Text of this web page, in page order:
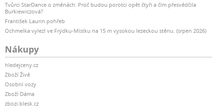
Tvůrci StarDance o změnách: Proč budou porotci opět čtyři a čím přesvědčila
Burkiewiczová?
František Laurin pohřeb
Ochmelka vylezl ve Frýdku-Místku na 15 m vysokou lezeckou stěnu. (srpen 2026)
Nákupy
hledejceny.cz
Zboží Živě
Osobní vozy
Zboží Dáma
zbozi.blesk.cz